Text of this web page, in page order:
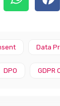
Data
DPO GDPR